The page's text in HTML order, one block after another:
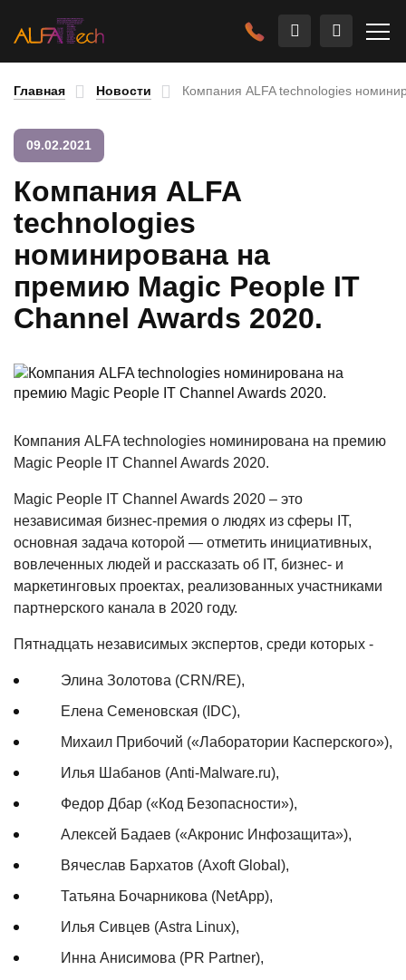
Главная Новости Компания ALFA technologies
09.02.2021
Компания ALFA
technologies
номинирована на
премию Magic People IT
Channel Awards 2020.
Компания ALFA technologies номинирована на премию
Magic People IT Channel Awards 2020.
Magic People IT Channel Awards 2020 – это
независимая бизнес-премия о людях из сферы IT,
основная задача которой — отметить инициативных,
вовлеченных людей и рассказать об IT, бизнес- и
маркетинговых проектах, реализованных участниками
партнерского канала в 2020 году.
Пятнадцать независимых экспертов, среди которых -
Элина Золотова (CRN/RE),
Елена Семеновская (IDC),
Михаил Прибочий («Лаборатории Касперского»),
Илья Шабанов (Anti-Malware.ru),
Федор Дбар («Код Безопасности»),
Алексей Бадаев («Акронис Инфозащита»),
Вячеслав Бархатов (Axoft Global),
Татьяна Бочарникова (NetApp),
Илья Сивцев (Astra Linux),
Инна Анисимова (PR Partner),